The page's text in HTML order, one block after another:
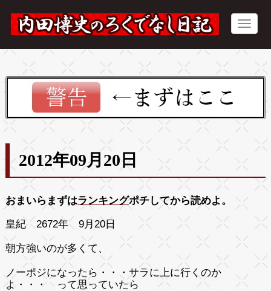
2012年09月20日
おまいらまずはランキングポチしてから読めよ。
皇紀 2672年 9月20日
朝方強いのが多くて、
ノーポジになったら・・・サラに上に行くのか
よ・・・ って思っていたら